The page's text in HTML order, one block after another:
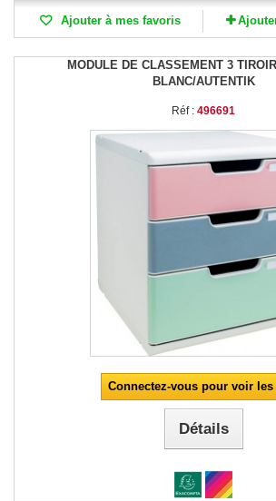
Ajouter à mes favoris
MODULE DE CLASSEMENT 3
BLANC/AUTENTIK
Réf : 496691
Connectez-vous pour voir
Détails